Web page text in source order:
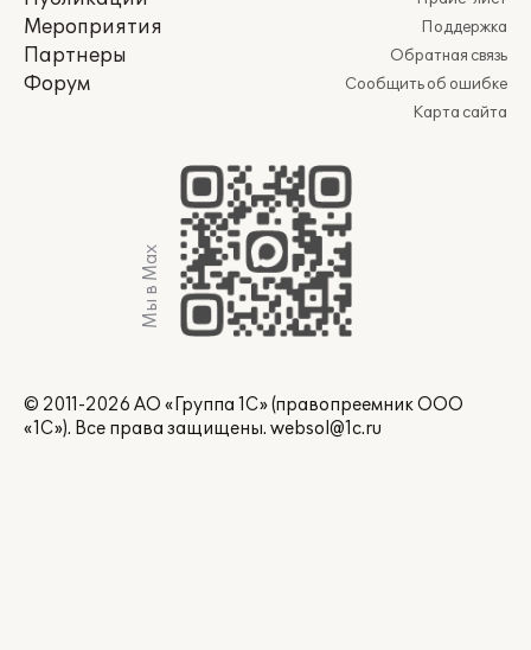
Мероприятия
Партнеры
Форум
Поддержка
Обратная связь
Сообщить об ошибке
Карта сайта
Мы в Max
© 2011-2026 АО «Группа 1С» (правопреемник ООО
«1С»). Все права защищены. websol@1c.ru